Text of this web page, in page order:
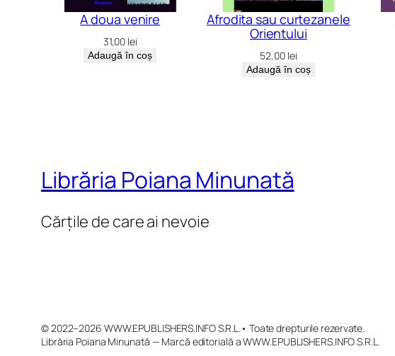
A doua venire
31,00 lei
Adaugă în coș
Afrodita sau curtezanele
Orientului
52,00 lei
Adaugă în coș
Librăria Poiana Minunată
Cărțile de care ai nevoie
© 2022–2026 WWW.EPUBLISHERS.INFO S.R.L.• Toate drepturile rezervate.
Librăria Poiana Minunată — Marcă editorială a WWW.EPUBLISHERS.INFO S.R.L.